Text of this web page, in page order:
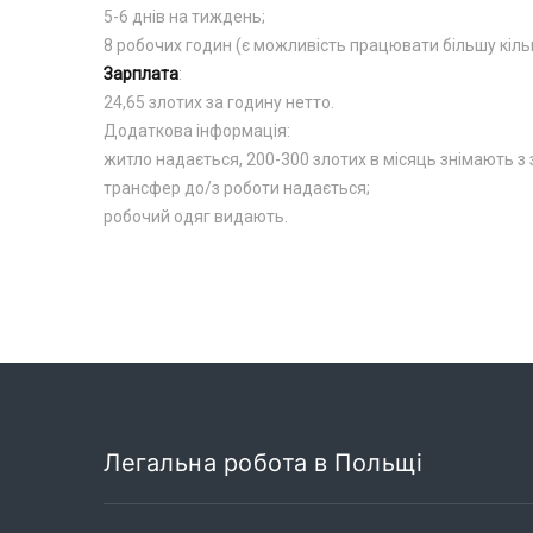
5-6 днів на тиждень;
8 робочих годин (є можливість працювати більшу
Зарплата:
24,65 злотих за годину нетто.
Додаткова інформація:
житло надається, 200-300 злотих в місяць знімають з
трансфер до/з роботи надається;
робочий одяг видають.
Легальна робота в Польщі